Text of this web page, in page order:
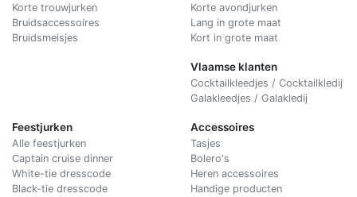
Korte trouwjurken
Bruidsaccessoires
Bruidsmeisjes
Korte avondjurken
Lang in grote maat
Kort in grote maat
Vlaamse klanten
Cocktailkleedjes / Cocktailkledij
Galakleedjes / Galakledij
Feestjurken
Alle feestjurken
Captain cruise dinner
White-tie dresscode
Black-tie dresscode
Accessoires
Tasjes
Bolero's
Heren accessoires
Handige producten